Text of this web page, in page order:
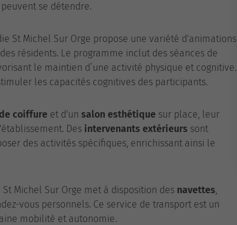
se détendre.
St Michel Sur Orge propose une variété d'animations
résidents. Le programme inclut des séances de
le maintien d’une activité physique et cognitive.
les capacités cognitives des participants.
coiffure et d'un salon esthétique sur place, leur
Des intervenants extérieurs sont
des activités spécifiques, enrichissant ainsi le
Michel Sur Orge met à disposition des navettes,
vous personnels. Ce service de transport est un
mobilité et autonomie.